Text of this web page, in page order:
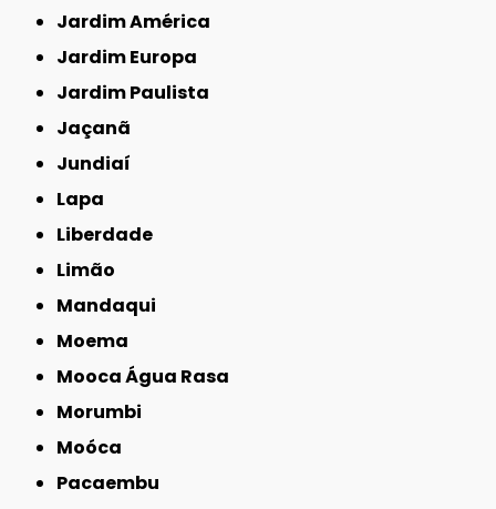
Jardim América
Jardim Europa
Jardim Paulista
Jaçanã
Jundiaí
Lapa
Liberdade
Limão
Mandaqui
Moema
Mooca Água Rasa
Morumbi
Moóca
Pacaembu